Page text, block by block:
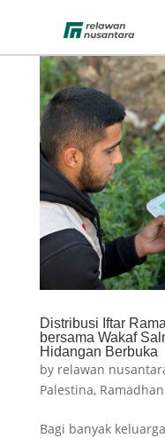
Distribusi Iftar
bersama Wakaf
Hidangan Berbuka
by relawan
Palestina, Ramadhan
Bagi banyak